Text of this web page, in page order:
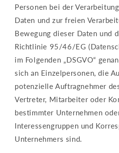
Personen bei der
Daten und zur freien
Bewegung dieser Daten und
Richtlinie 95/46/EG
im Folgenden „DSGVO“
sich an Einzelpersonen, die
potenzielle Auftragnehmer
Vertreter, Mitarbeiter oder
bestimmter Unternehmen
Interessengruppen und
Unternehmers sind.